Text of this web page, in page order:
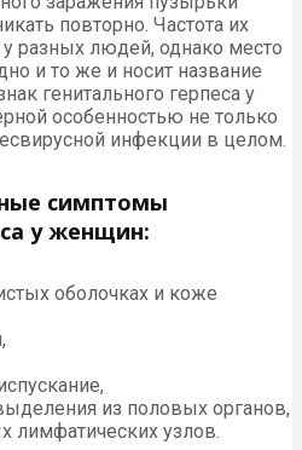
повторно. Частота их
разных людей, однако место
и то же и носит название
генитального герпеса у
особенностью не только
инфекции в целом.
симптомы
у женщин:
оболочках и коже
из половых органов,
лимфатических узлов.